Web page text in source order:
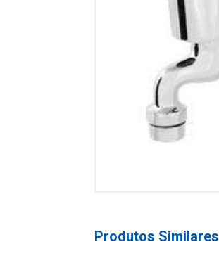
Produtos Similares